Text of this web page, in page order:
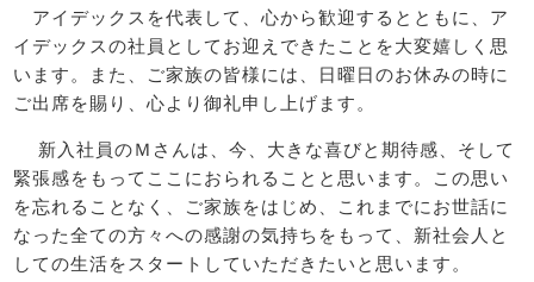
アイデックスを代表して、心から歓迎するとともに、ア
イデックスの社員としてお迎えできたことを大変嬉しく思
います。また、ご家族の皆様には、日曜日のお休みの時に
ご出席を賜り、心より御礼申し上げます。
新入社員のＭさんは、今、大きな喜びと期待感、そして
緊張感をもってここにおられることと思います。この思い
を忘れることなく、ご家族をはじめ、これまでにお世話に
なった全ての方々への感謝の気持ちをもって、新社会人と
しての生活をスタートしていただきたいと思います。